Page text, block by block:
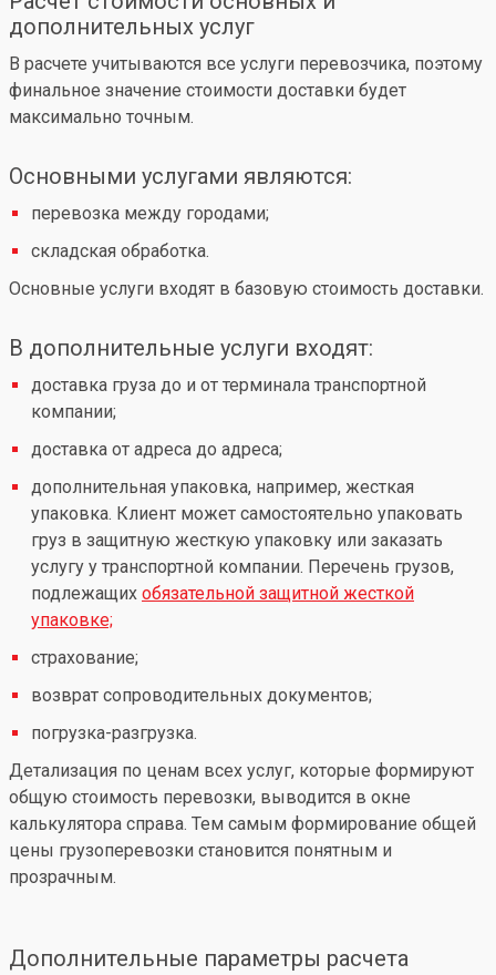
дополнительных услуг
В расчете учитываются все услуги перевозчика, поэтому
финальное значение стоимости доставки будет
максимально точным.
Основными услугами являются:
перевозка между городами;
складская обработка.
Основные услуги входят в базовую стоимость доставки.
В дополнительные услуги входят:
доставка груза до и от терминала транспортной
компании;
доставка от адреса до адреса;
дополнительная упаковка, например, жесткая
упаковка. Клиент может самостоятельно упаковать
груз в защитную жесткую упаковку или заказать
услугу у транспортной компании. Перечень грузов,
подлежащих обязательной защитной жесткой
упаковке;
страхование;
возврат сопроводительных документов;
погрузка-разгрузка.
Детализация по ценам всех услуг, которые формируют
общую стоимость перевозки, выводится в окне
калькулятора справа. Тем самым формирование общей
цены грузоперевозки становится понятным и
прозрачным.
Дополнительные параметры расчета